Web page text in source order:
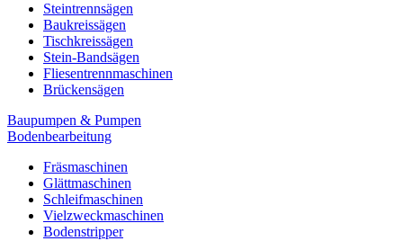
Steintrennsägen
Baukreissägen
Tischkreissägen
Stein-Bandsägen
Fliesentrennmaschinen
Brückensägen
Baupumpen & Pumpen
Bodenbearbeitung
Fräsmaschinen
Glättmaschinen
Schleifmaschinen
Vielzweckmaschinen
Bodenstripper